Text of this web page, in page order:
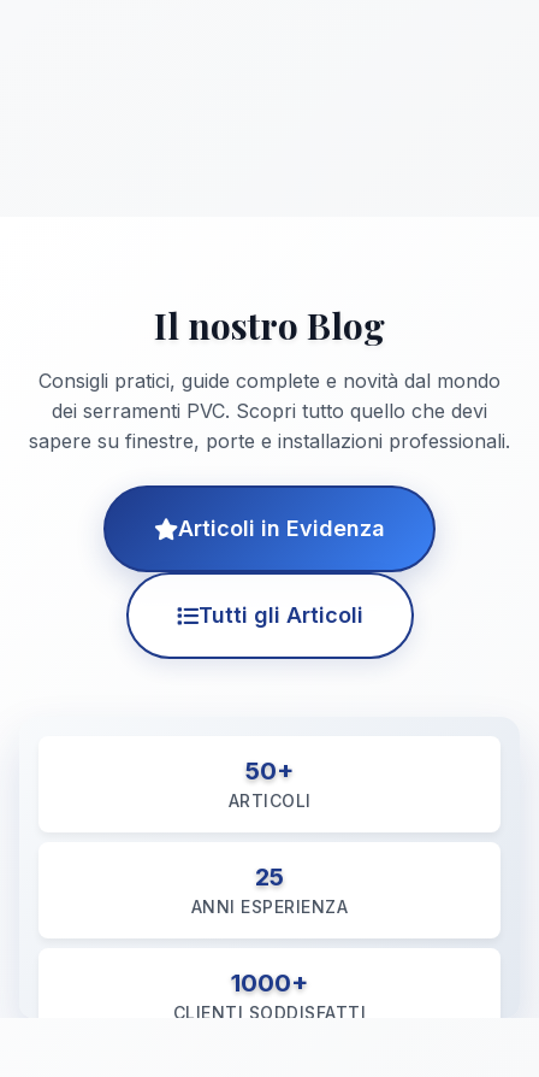
Il nostro Blog
Consigli pratici, guide complete e novità dal mondo
dei serramenti PVC. Scopri tutto quello che devi
sapere su finestre, porte e installazioni professionali.
Articoli in Evidenza
Tutti gli Articoli
50+
ARTICOLI
25
ANNI ESPERIENZA
1000+
CLIENTI SODDISFATTI